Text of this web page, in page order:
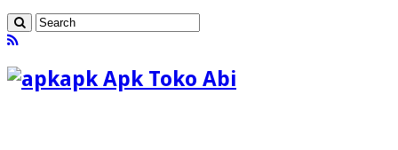
apk Apk Toko Abi